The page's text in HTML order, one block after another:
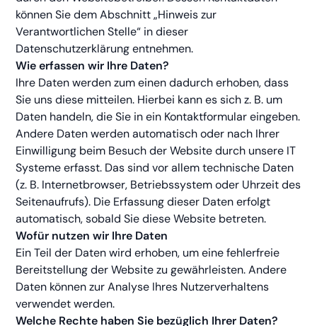
können Sie dem Abschnitt „Hinweis zur
Verantwortlichen Stelle“ in dieser
Datenschutzerklärung entnehmen.
Wie erfassen wir Ihre Daten?
Ihre Daten werden zum einen dadurch erhoben, dass
Sie uns diese mitteilen. Hierbei kann es sich z. B. um
Daten handeln, die Sie in ein Kontaktformular eingeben.
Andere Daten werden automatisch oder nach Ihrer
Einwilligung beim Besuch der Website durch unsere IT
Systeme erfasst. Das sind vor allem technische Daten
(z. B. Internetbrowser, Betriebssystem oder Uhrzeit des
Seitenaufrufs). Die Erfassung dieser Daten erfolgt
automatisch, sobald Sie diese Website betreten.
Wofür nutzen wir Ihre Daten
Ein Teil der Daten wird erhoben, um eine fehlerfreie
Bereitstellung der Website zu gewährleisten. Andere
Daten können zur Analyse Ihres Nutzerverhaltens
verwendet werden.
Welche Rechte haben Sie bezüglich Ihrer Daten?